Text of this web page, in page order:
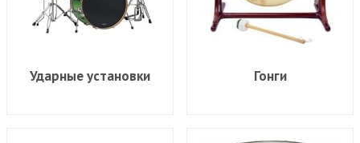
Ударные установки Гонги